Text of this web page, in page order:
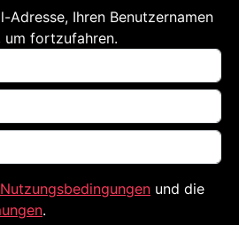
Adresse, Ihren Benutzernamen
um fortzufahren.
Nutzungsbedingungen und die
.